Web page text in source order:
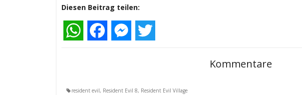
Diesen Beitrag teilen:
WhatsAppFacebookMessenger
Kommentare
resident evil, Resident Evil 8, Resident Evil Village